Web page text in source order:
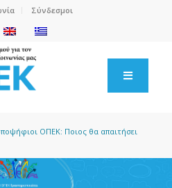
Σύνδεσμοι
ΟΠΕΚ: Ποιος θα απαιτήσει